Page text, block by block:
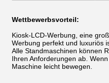
Wettbewerbsvorteil:
Kiosk-LCD-Werbung, eine
Werbung perfekt und luxuriös
Alle Standmaschinen können
Ihren Anforderungen ab.
Maschine leicht bewegen.